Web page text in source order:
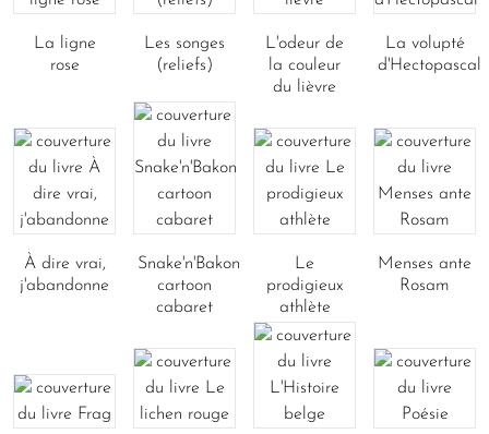
La ligne
rose
Les songes
(reliefs)
L'odeur de
la couleur
du lièvre
La volupté
d'Hectopascal
À dire vrai,
j'abandonne
Snake'n'Bakon
cartoon
cabaret
Le
prodigieux
athlète
Menses ante
Rosam